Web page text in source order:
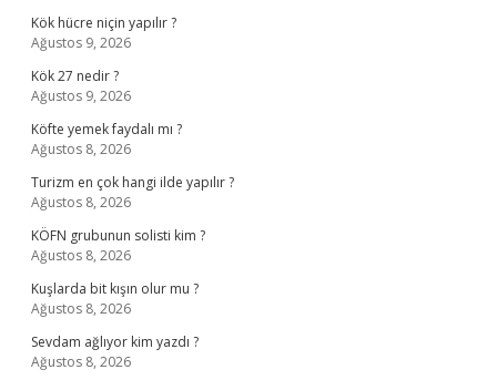
Kök hücre niçin yapılır ?
Ağustos 9, 2026
Kök 27 nedir ?
Ağustos 9, 2026
Köfte yemek faydalı mı ?
Ağustos 8, 2026
Turizm en çok hangi ilde yapılır ?
Ağustos 8, 2026
KÖFN grubunun solisti kim ?
Ağustos 8, 2026
Kuşlarda bit kışın olur mu ?
Ağustos 8, 2026
Sevdam ağlıyor kim yazdı ?
Ağustos 8, 2026